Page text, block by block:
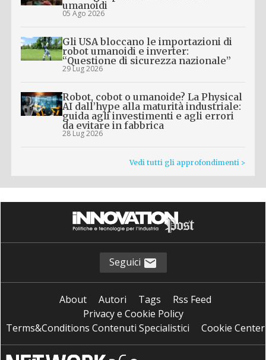
umanoidi
05 Ago 2026
Gli USA bloccano le importazioni di
robot umanoidi e inverter:
“Questione di sicurezza nazionale”
29 Lug 2026
Robot, cobot o umanoide? La Physical
AI dall’hype alla maturità industriale:
guida agli investimenti e agli errori
da evitare in fabbrica
28 Lug 2026
Vedi tutti gli approfondimenti >
Seguici
About Autori Tags
Rss Feed
Privacy e Cookie Policy
Terms&Conditions Contenuti Specialistici
Cookie Center